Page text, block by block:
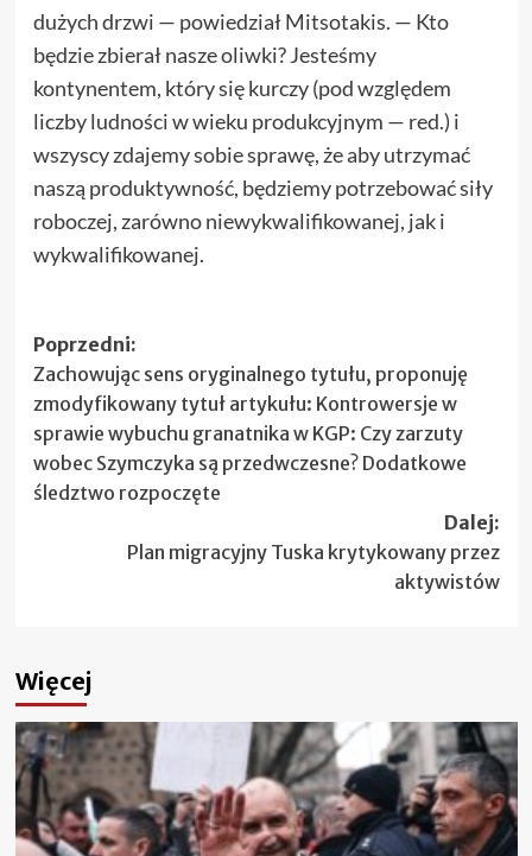
dużych drzwi — powiedział Mitsotakis. — Kto
będzie zbierał nasze oliwki? Jesteśmy
kontynentem, który się kurczy (pod względem
liczby ludności w wieku produkcyjnym — red.) i
wszyscy zdajemy sobie sprawę, że aby utrzymać
naszą produktywność, będziemy potrzebować siły
roboczej, zarówno niewykwalifikowanej, jak i
wykwalifikowanej.
Zobacz
wpisy
Poprzedni:
Zachowując sens oryginalnego tytułu, proponuję
zmodyfikowany tytuł artykułu: Kontrowersje w
sprawie wybuchu granatnika w KGP: Czy zarzuty
wobec Szymczyka są przedwczesne? Dodatkowe
śledztwo rozpoczęte
Dalej:
Plan migracyjny Tuska krytykowany przez
aktywistów
Więcej